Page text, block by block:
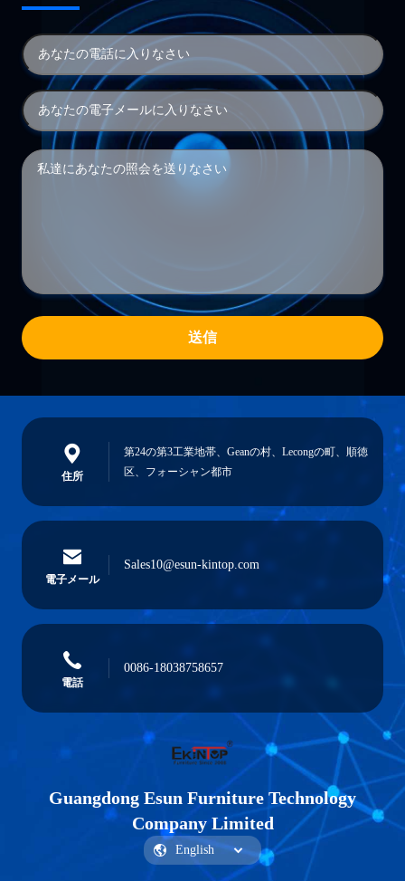
送信
住所
第24の第3工業地帯、Geanの村、Lecongの町、順徳
区、フォーシャン都市
電子メール
Sales10@esun-kintop.com
電話
0086-18038758657
Guangdong Esun Furniture Technology
Company Limited